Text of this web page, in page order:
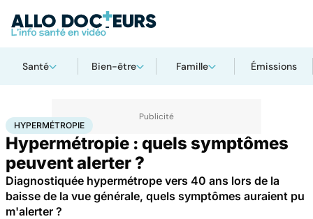
Santé Bien-être Famille Émissions
AccueilSantéHypermétropie
HYPERMÉTROPIE
Hypermétropie : quels symptômes
peuvent alerter ?
Diagnostiquée hypermétrope vers 40 ans lors de la
baisse de la vue générale, quels symptômes auraient pu
m'alerter ?